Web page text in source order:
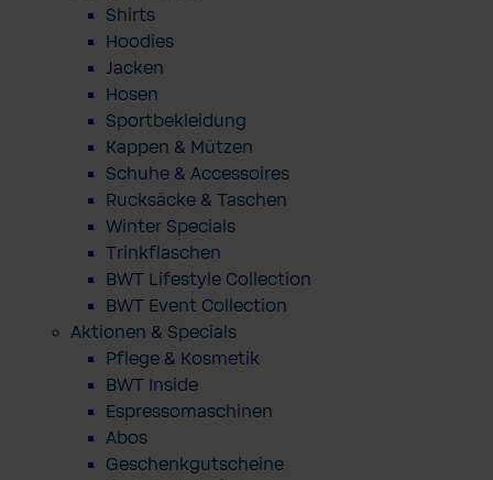
Shirts
Hoodies
Jacken
Hosen
Sportbekleidung
Kappen & Mützen
Schuhe & Accessoires
Rucksäcke & Taschen
Winter Specials
Trinkflaschen
BWT Lifestyle Collection
BWT Event Collection
Aktionen & Specials
Pflege & Kosmetik
BWT Inside
Espressomaschinen
Abos
Geschenkgutscheine